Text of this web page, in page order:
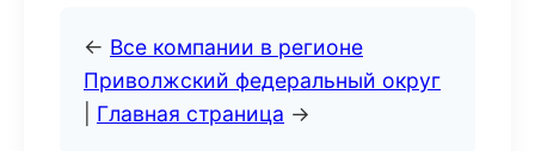
← Все компании в регионе
Приволжский федеральный округ
Главная страница →